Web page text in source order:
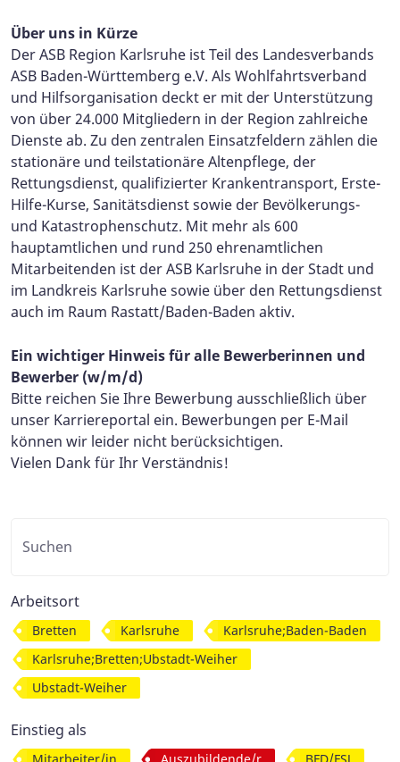
Über uns in Kürze
Der ASB Region Karlsruhe ist Teil des Landesverbands
ASB Baden-Württemberg e.V. Als Wohlfahrtsverband
und Hilfsorganisation deckt er mit der Unterstützung
von über 24.000 Mitgliedern in der Region zahlreiche
Dienste ab. Zu den zentralen Einsatzfeldern zählen die
stationäre und teilstationäre Altenpflege, der
Rettungsdienst, qualifizierter Krankentransport, Erste-
Hilfe-Kurse, Sanitätsdienst sowie der Bevölkerungs-
und Katastrophenschutz. Mit mehr als 600
hauptamtlichen und rund 250 ehrenamtlichen
Mitarbeitenden ist der ASB Karlsruhe in der Stadt und
im Landkreis Karlsruhe sowie über den Rettungsdienst
auch im Raum Rastatt/Baden-Baden aktiv.
Ein wichtiger Hinweis für alle Bewerberinnen und
Bewerber (w/m/d)
Bitte reichen Sie Ihre Bewerbung ausschließlich über
unser Karriereportal ein. Bewerbungen per E-Mail
können wir leider nicht berücksichtigen.
Vielen Dank für Ihr Verständnis!
Arbeitsort
Bretten Karlsruhe
Karlsruhe;Baden-Baden
Karlsruhe;Bretten;Ubstadt-Weiher
Ubstadt-Weiher
Einstieg als